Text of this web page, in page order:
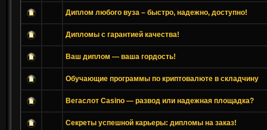
Диплом любого вуза – быстро, надежно, доступно!
Дипломы с гарантией качества!
Ваш диплом — ваша гордость!
Обучающие программы по криптовалюте в складчину
Вегаслот Casino — развод или надежная площадка?
Секреты успешной карьеры: дипломы на заказ!